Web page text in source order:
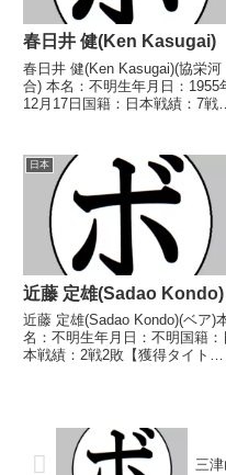
春日井 健(Ken Kasugai)
春日井 健(Ken Kasugai)(協栄河
合) 本名：不明生年月日：1955
12月17日国籍：日本戦績：7戦5
級王者(アマチュア) 【戦歴】
1978/10/15 ○6...
日本
近藤 定雄(Sadao Kondo)
近藤 定雄(Sadao Kondo)(ベア)
名：不明生年月日：不明国籍：
本戦績：2戦2敗【獲得タイト
浜)※東日本新人王敗退1946/1...
三